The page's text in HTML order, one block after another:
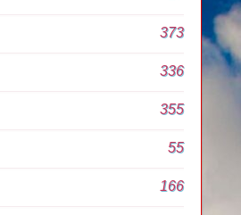
373
336
355
55
166